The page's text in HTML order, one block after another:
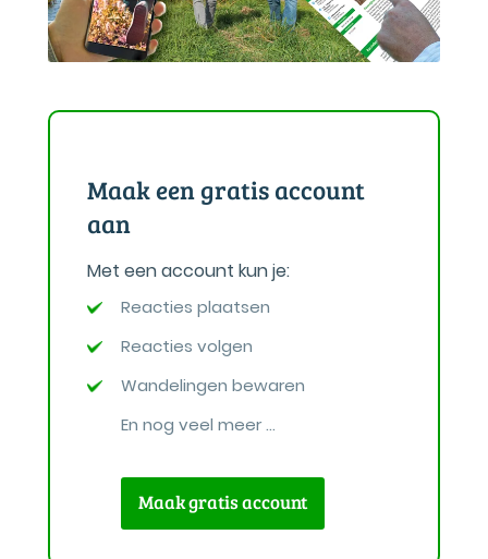
Maak een gratis account
aan
Met een account kun je:
Reacties plaatsen
Reacties volgen
Wandelingen bewaren
En nog veel meer ...
Maak gratis account